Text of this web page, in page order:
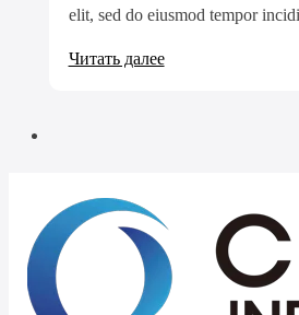
elit, sed do eiusmod tempor
Читать далее